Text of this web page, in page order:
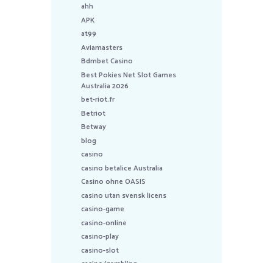
ahh
APK
at99
Aviamasters
Bdmbet Casino
Best Pokies Net Slot Games
Australia 2026
bet-riot.fr
Betriot
Betway
blog
casino
casino betalice Australia
Casino ohne OASIS
casino utan svensk licens
casino-game
casino-online
casino-play
casino-slot